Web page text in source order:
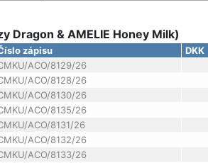
Dragon & AMELIE Honey Milk)
zápisu DKK
ACO/8129/26
ACO/8128/26
ACO/8130/26
ACO/8135/26
ACO/8131/26
ACO/8132/26
ACO/8133/26